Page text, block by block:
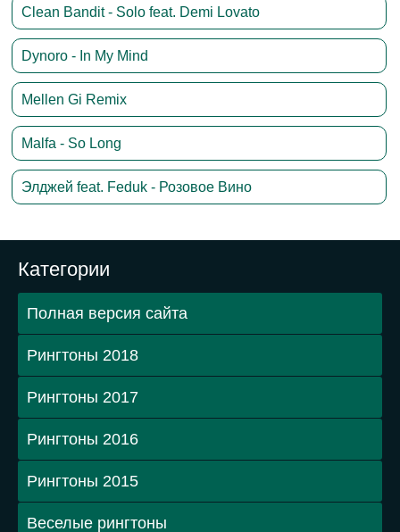
Похожие рингтоны
Summer Music (New Version) - рингтон для телефона
Vip Bass Funny Music - ВЕСЕЛАЯ рингтон для телефона
Den Music Deep - ТАНЦЕВАЛЬНЫЙ отрывок на рингтон
Loudest Music - ГРОМКАЯ рингтон на звонок
Good Trap Music - TRAP музыка на мобильный
Dynoro - In My Mind
Mellen Gi Remix